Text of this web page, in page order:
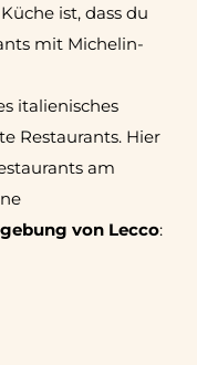
ist, dass du
mit Michelin-
italienisches
Restaurants. Hier
am
von Lecco: